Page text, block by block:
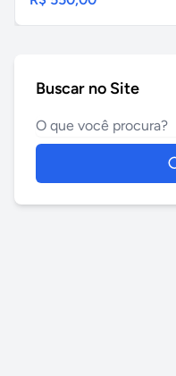
Buscar no Site